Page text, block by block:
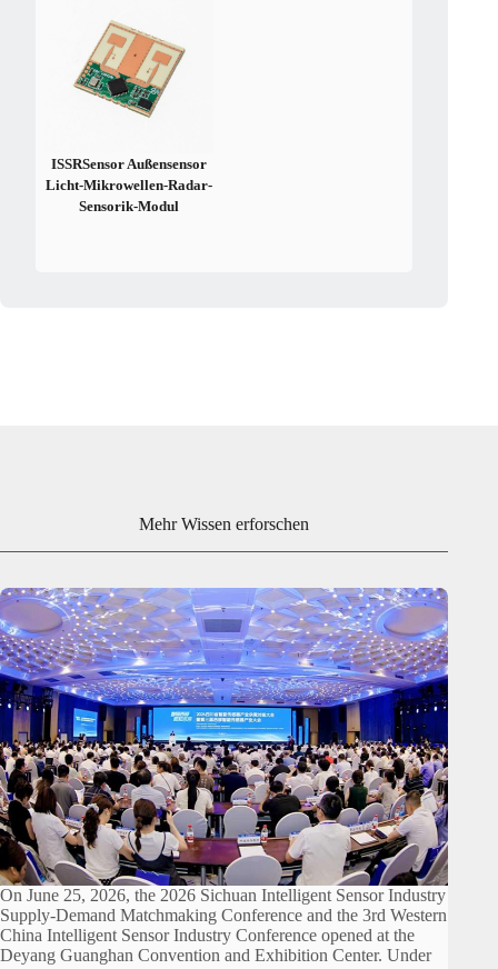
ISSRSensor Außensensor
Licht-Mikrowellen-Radar-
Sensorik-Modul
Mehr Wissen erforschen
On June 25, 2026, the 2026 Sichuan Intelligent Sensor Industry
Supply-Demand Matchmaking Conference and the 3rd Western
China Intelligent Sensor Industry Conference opened at the
Deyang Guanghan Convention and Exhibition Center. Under